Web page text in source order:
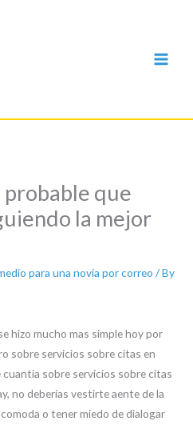
probable que
la mejor
para una novia por correo / By
hizo mucho mas simple hoy por
sobre servicios sobre citas en
sobre servicios sobre citas
no deberias vestirte aente de la
o tener miedo de dialogar